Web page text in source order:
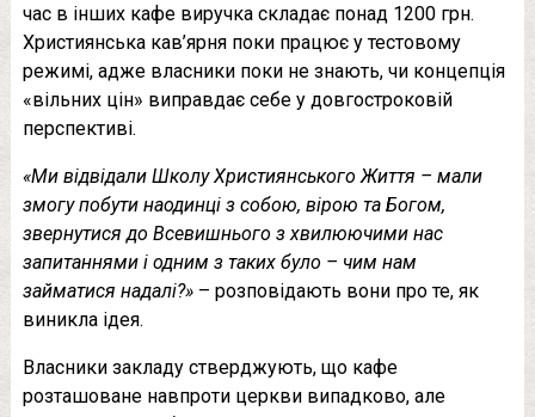
час в інших кафе виручка складає понад 1200 грн.
Християнська кав’ярня поки працює у тестовому
режимі, адже власники поки не знають, чи концепція
«вільних цін» виправдає себе у довгостроковій
перспективі.
«Ми відвідали Школу Християнського Життя – мали
змогу побути наодинці з собою, вірою та Богом,
звернутися до Всевишнього з хвилюючими нас
запитаннями і одним з таких було – чим нам
займатися надалі?»– розповідають вони про те, як
виникла ідея.
Власники закладу стверджують, що кафе
розташоване навпроти церкви випадково, але